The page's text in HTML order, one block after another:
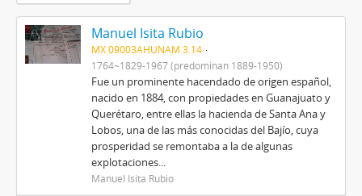
Manuel Isita Rubio
MX 09003AHUNAM 3.14
1764~1829-1967 (predominan 1889-1950)
Fue un prominente hacendado de origen español,
nacido en 1884, con propiedades en Guanajuato y
Querétaro, entre ellas la hacienda de Santa Ana y
Lobos, una de las más conocidas del Bajío, cuya
prosperidad se remontaba a la de algunas
explotaciones...
Manuel Isita Rubio